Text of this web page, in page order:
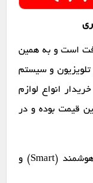
است و به همین
و سیستم
انواع لوازم
قیمت بوده و در
انواع تلویزیون های LED، LCD، هوشمند (Smart) و